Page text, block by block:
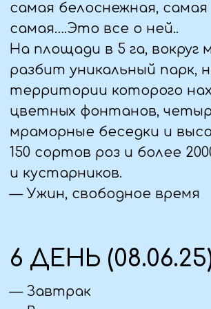
9 ДЕНЬ (11.06.25)
— Завтрак, выезд на экскурсию
— Рафтинг по Аварскому койсу (по
желанию доп. плата).
— Поднимаемся к высокогорному селу
– призраку Гоор. Экскурсия по селу.
— Обед в сельском кафе
(предварительно заказываем, по
желанию, доп.плата).
— Посещение Святого места для
Христиан - Датунский храм 9-12 вв.
— Заглянем в местный мясной
магазин, где можно прикупить:
Свободное время.